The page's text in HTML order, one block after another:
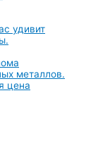
удивит
металлов.
цена